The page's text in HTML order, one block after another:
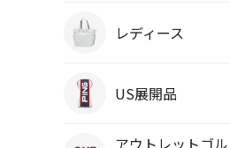
レディース
US展開品
アウトレットゴ